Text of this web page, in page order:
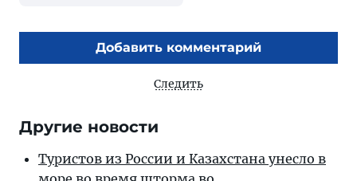
Добавить комментарий
Следить
Другие новости
Туристов из России и Казахстана унесло в